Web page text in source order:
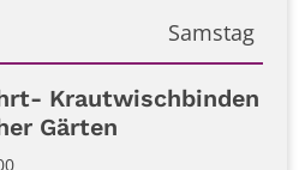
Samstag
Krautwischbinden
Gärten